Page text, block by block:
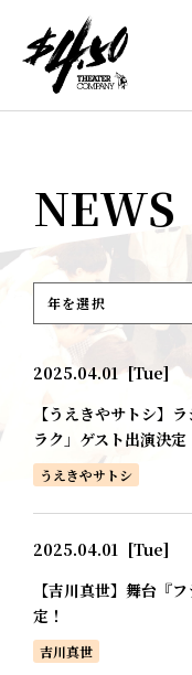
NEWS
年を選択
2025.04.01 [Tue]
【うえきやサトシ】
ラク」ゲスト出演決定
うえきやサトシ
2025.04.01 [Tue]
【吉川真世】舞台
定！
吉川真世